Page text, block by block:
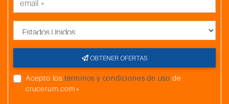
OBTENER OFERTAS
Acepto los términos y condiciones de uso de
crucerum.com*